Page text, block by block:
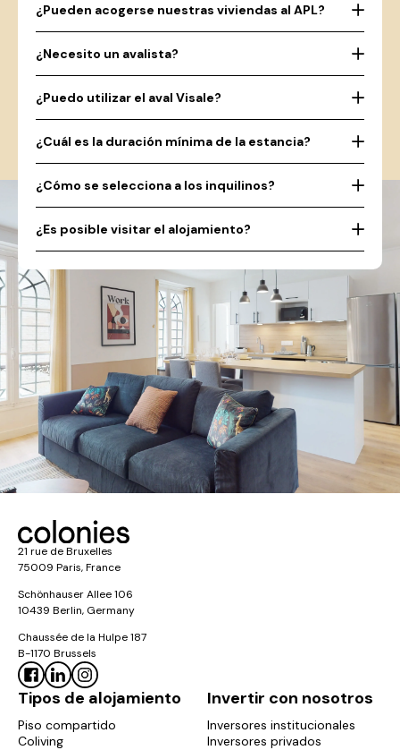
¿Pueden acogerse nuestras viviendas al APL?
¿Necesito un avalista?
¿Puedo utilizar el aval Visale?
¿Cuál es la duración mínima de la estancia?
¿Cómo se selecciona a los inquilinos?
¿Es posible visitar el alojamiento?
21 rue de Bruxelles
75009 Paris, France
Schönhauser Allee 106
10439 Berlin, Germany
Chaussée de la Hulpe 187
B-1170 Brussels
Tipos de alojamiento
Piso compartido
Coliving
Invertir con nosotros
Inversores institucionales
Inversores privados